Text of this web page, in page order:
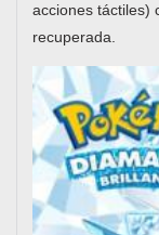
acciones táctiles)
recuperada.